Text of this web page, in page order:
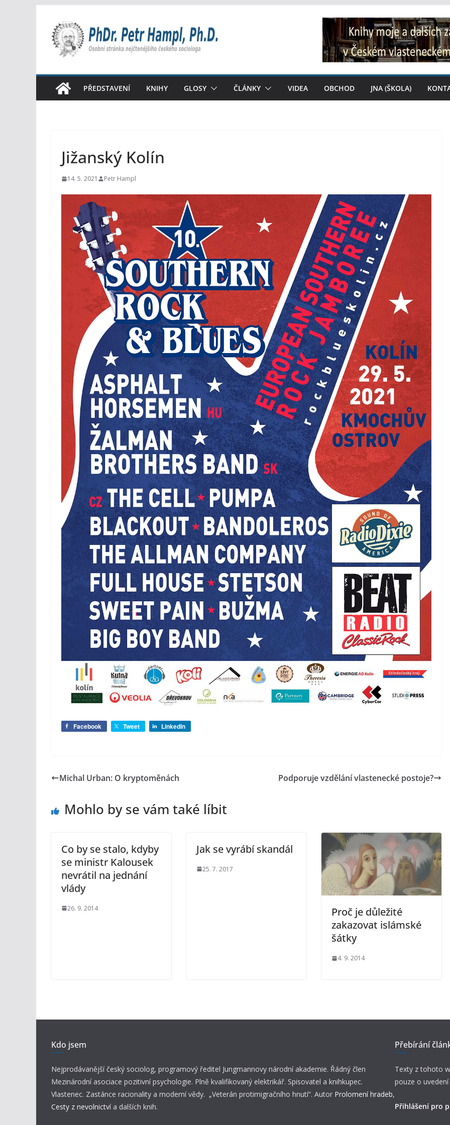
obsah
PŘEDSTAVENÍ KNIHY GLOSY ČLÁNKY VIDEA OBCHOD JNA (ŠKOLA)
Jižanský Kolín
14. 5. 2021 Petr Hampl
Facebook Tweet LinkedIn
Michal Urban: O kryptoměnách Podporuje vzdělání vlastenecké postoje?
Mohlo by se vám také líbit
Co by se stalo, kdyby
se ministr Kalousek
nevrátil na jednání
vlády
26. 9. 2014
Jak se vyrábí skandál
25. 7. 2017
Proč je důležité
zakazovat islámské
šátky
4. 9. 2014
Kdo jsem
Nejprodávanější český sociolog, programový ředitel Jungmannovy národní akademie. Řádný člen
Mezinárodní asociace pozitivní psychologie. Plně kvalifikovaný elektrikář. Spisovatel a knihkupec.
Vlastenec. Zastánce racionality a moderní vědy. „Veterán protimigračního hnutí“. Autor Prolomení hradeb,
Cesty z nevolnictví a dalších knih.
Přebírání
Texty z tohoto
pouze o
Přihlášení pro